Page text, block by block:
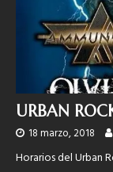
URBAN
18 marzo, 2018
Horarios del Urban